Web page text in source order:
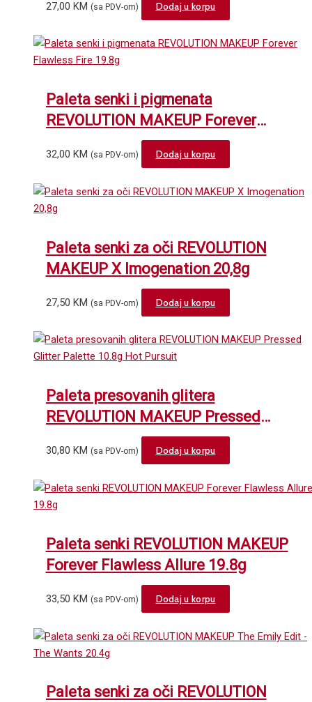
27,00 KM (sa PDV-om) Dodaj u korpu
Paleta senki i pigmenata
REVOLUTION MAKEUP Forever
Flawless Fire 19.8g
32,00 KM (sa PDV-om) Dodaj u korpu
Paleta senki za oči REVOLUTION
MAKEUP X Imogenation 20,8g
27,50 KM (sa PDV-om) Dodaj u korpu
Paleta presovanih glitera
REVOLUTION MAKEUP Pressed
Glitter Palette 10.8g Hot Pursuit
30,80 KM (sa PDV-om) Dodaj u korpu
Paleta senki REVOLUTION MAKEUP
Forever Flawless Allure 19.8g
33,50 KM (sa PDV-om) Dodaj u korpu
Paleta senki za oči REVOLUTION